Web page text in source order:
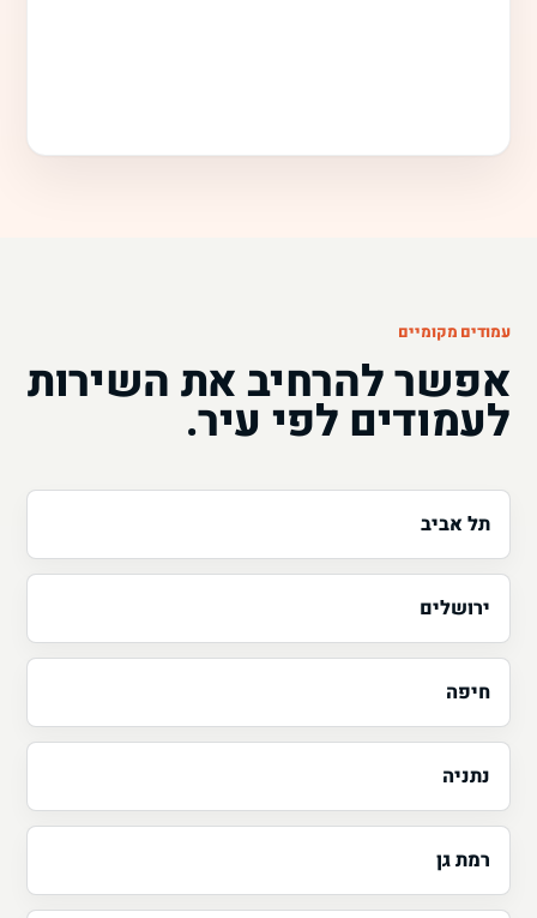
עמודים מקומיים
אפשר להרחיב את השירות
לעמודים לפי עיר.
תל אביב
ירושלים
חיפה
נתניה
רמת גן